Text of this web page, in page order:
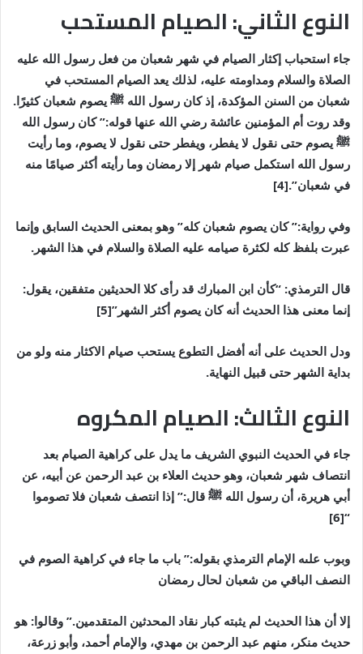
النوع الثاني: الصيام المستحب
جاء استحباب إكثار الصيام في شهر شعبان من فعل رسول الله عليه
الصلاة والسلام ومداومته عليه، لذلك يعد الصيام المستحب في
شعبان من السنن المؤكدة، إذ كان رسول الله ﷺ يصوم شعبان كثيرًا.
وقد روت أم المؤمنين عائشة رضي الله عنها قوله:” كان رسول الله
ﷺ يصوم حتى نقول لا يفطر، ويفطر حتى نقول لا يصوم، وما رأيت
رسول الله استكمل صيام شهر إلا رمضان وما رأيته أكثر صيامًا منه
في شعبان”.[4]
وفي رواية:” كان يصوم شعبان كله” وهو بمعنى الحديث السابق وإنما
عبرت بلفظ كله لكثرة صيامه عليه الصلاة والسلام في هذا الشهر.
قال الترمذي: “كأن ابن المبارك قد رأى كلا الحديثين متفقين، يقول:
إنما معنى هذا الحديث أنه كان يصوم أكثر الشهر”[5]
ودل الحديث على أنه أفضل التطوع يستحب صيام الاكثار منه ولو من
بداية الشهر حتى قبيل النهاية.
النوع الثالث: الصيام المكروه
جاء في الحديث النبوي الشريف ما يدل على كراهية الصيام بعد
انتصاف شهر شعبان، وهو حديث العلاء بن عبد الرحمن عن أبيه، عن
أبي هريرة، أن رسول الله ﷺ قال:” إذا انتصف شعبان فلا تصوموا
“[6]
وبوب علىه الإمام الترمذي بقوله:” باب ما جاء في كراهية الصوم في
النصف الباقي من شعبان لحال رمضان
إلا أن هذا الحديث لم يثبته كبار نقاد المحدثين المتقدمين.” وقالوا: هو
حديث منكر، منهم عبد الرحمن بن مهدي، والإمام أحمد، وأبو زرعة،